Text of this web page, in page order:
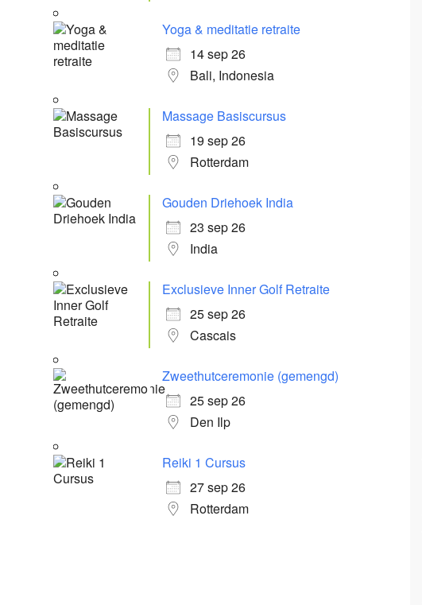
Yoga & meditatie retraite
14 sep 26
Bali, Indonesia
Massage Basiscursus
19 sep 26
Rotterdam
Gouden Driehoek India
23 sep 26
India
Exclusieve Inner Golf Retraite
25 sep 26
Cascais
Zweethutceremonie (gemengd)
25 sep 26
Den Ilp
Reiki 1 Cursus
27 sep 26
Rotterdam